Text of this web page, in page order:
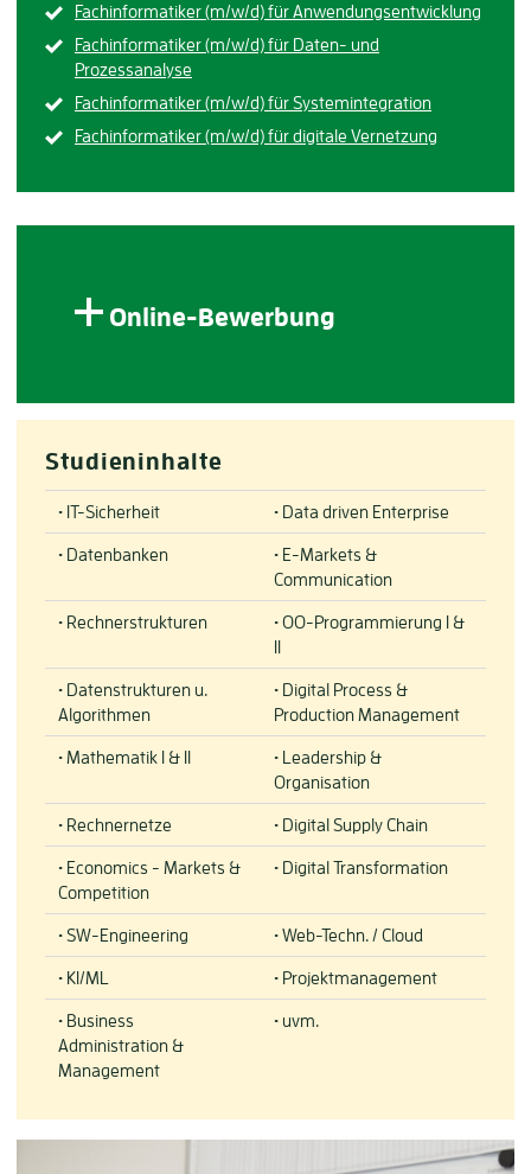
Fachinformatiker (m/w/d) für Anwendungsentwicklung
Fachinformatiker (m/w/d) für Daten- und
Prozessanalyse
Fachinformatiker (m/w/d) für Systemintegration
Fachinformatiker (m/w/d) für digitale Vernetzung
Online-Bewerbung
Studieninhalte
• IT-Sicherheit • Data driven Enterprise
• Datenbanken
• E-Markets &
Communication
• Rechnerstrukturen
• OO-Programmierung I &
II
• Datenstrukturen u.
Algorithmen
• Digital Process &
Production Management
• Mathematik I & II
• Leadership &
Organisation
• Rechnernetze • Digital Supply Chain
• Economics - Markets &
Competition
• Digital Transformation
• SW-Engineering • Web-Techn. / Cloud
• KI/ML • Projektmanagement
• Business
Administration &
Management
• uvm.